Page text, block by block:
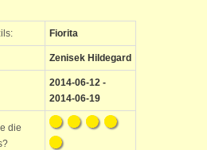
Fiorita
Zenisek Hildegard
2014-06-12 -
2014-06-19
die